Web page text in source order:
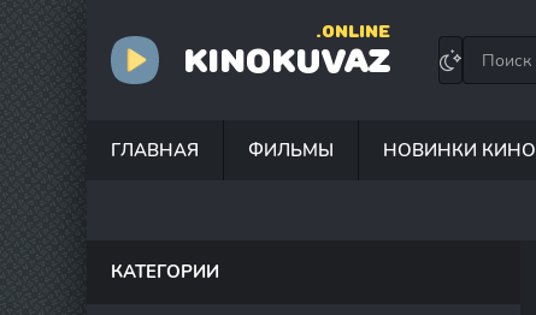
KINOKUVAZ
.ONLINE
ГЛАВНАЯ ФИЛЬМЫ НОВИНКИ КИНО
КАТЕГОРИИ